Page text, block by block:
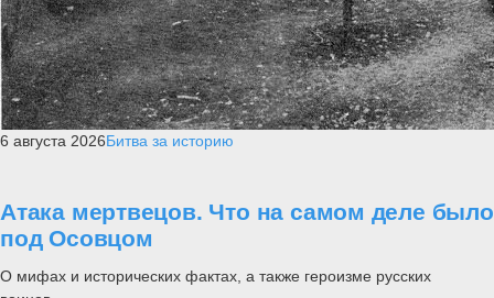
6 августа 2026Битва за историю
Атака мертвецов. Что на самом деле было
под Осовцом
О мифах и исторических фактах, а также героизме русских